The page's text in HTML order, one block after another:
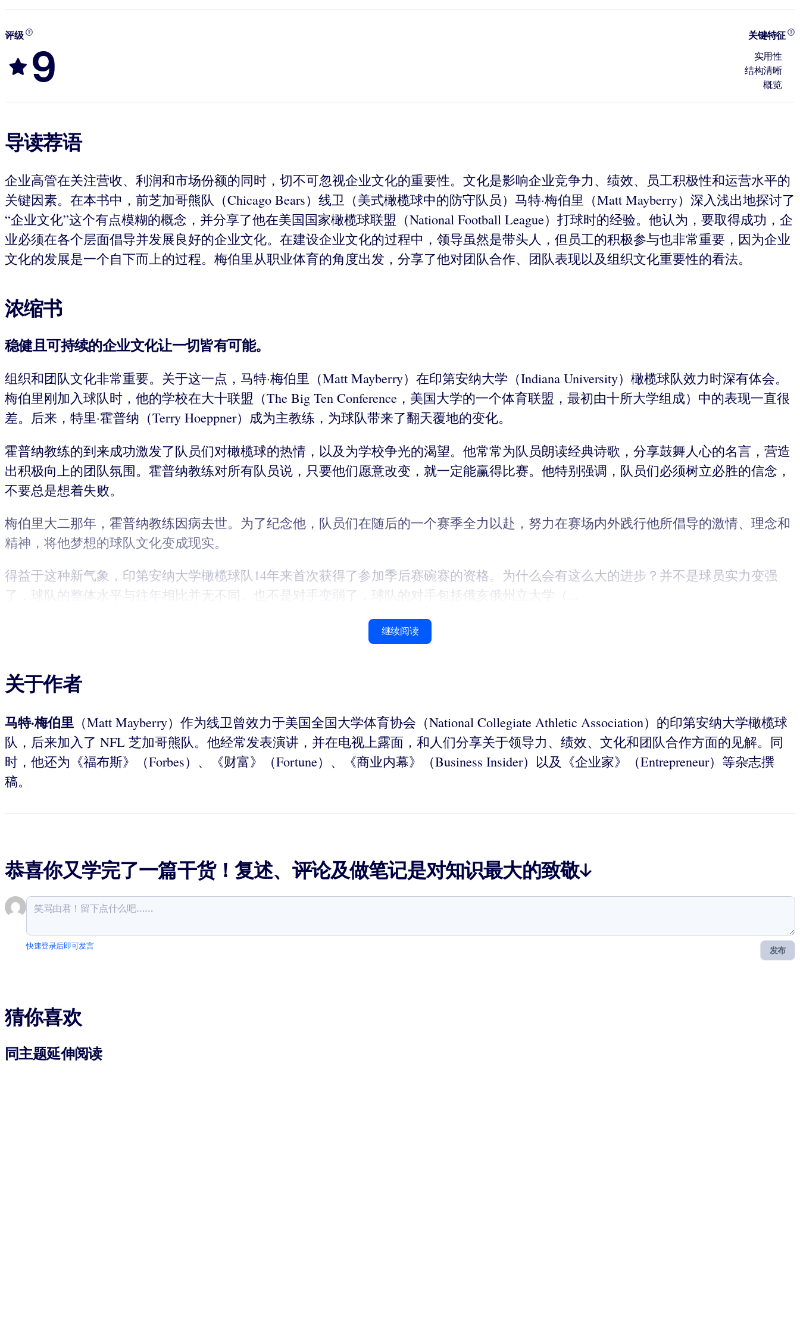
评级
9
关键特征
实用性
结构清晰
概览
导读荐语
企业高管在关注营收、利润和市场份额的同时，切不可忽视企业文化的重要性。文化是影响企业竞争力、绩效、员工积极性和运营水平的
关键因素。在本书中，前芝加哥熊队（Chicago Bears）线卫（美式橄榄球中的防守队员）马特·梅伯里（Matt Mayberry）深入浅出地探讨了
“企业文化”这个有点模糊的概念，并分享了他在美国国家橄榄球联盟（National Football League）打球时的经验。他认为，要取得成功，企
业必须在各个层面倡导并发展良好的企业文化。在建设企业文化的过程中，领导虽然是带头人，但员工的积极参与也非常重要，因为企业
文化的发展是一个自下而上的过程。梅伯里从职业体育的角度出发，分享了他对团队合作、团队表现以及组织文化重要性的看法。
浓缩书
稳健且可持续的企业文化让一切皆有可能。
组织和团队文化非常重要。关于这一点，马特·梅伯里（Matt Mayberry）在印第安纳大学（Indiana University）橄榄球队效力时深有体会。
梅伯里刚加入球队时，他的学校在大十联盟（The Big Ten Conference，美国大学的一个体育联盟，最初由十所大学组成）中的表现一直很
差。后来，特里·霍普纳（Terry Hoeppner）成为主教练，为球队带来了翻天覆地的变化。
霍普纳教练的到来成功激发了队员们对橄榄球的热情，以及为学校争光的渴望。他常常为队员朗读经典诗歌，分享鼓舞人心的名言，营造
出积极向上的团队氛围。霍普纳教练对所有队员说，只要他们愿意改变，就一定能赢得比赛。他特别强调，队员们必须树立必胜的信念，
不要总是想着失败。
梅伯里大二那年，霍普纳教练因病去世。为了纪念他，队员们在随后的一个赛季全力以赴，努力在赛场内外践行他所倡导的激情、理念和
精神，将他梦想的球队文化变成现实。
得益于这种新气象，印第安纳大学橄榄球队14年来首次获得了参加季后赛碗赛的资格。为什么会有这么大的进步？并不是球员实力变强
了，球队的整体水平与往年相比并无不同。也不是对手变弱了，球队的对手包括俄亥俄州立大学（...
继续阅读
关于作者
马特·梅伯里 （Matt Mayberry）作为线卫曾效力于美国全国大学体育协会（National Collegiate Athletic Association）的印第安纳大学橄榄球
队，后来加入了 NFL 芝加哥熊队。他经常发表演讲，并在电视上露面，和人们分享关于领导力、绩效、文化和团队合作方面的见解。同
时，他还为《福布斯》（Forbes）、《财富》（Fortune）、《商业内幕》（Business Insider）以及《企业家》（Entrepreneur）等杂志撰
稿。
恭喜你又学完了一篇干货！复述、评论及做笔记是对知识最大的致敬↓
发布
快速登录后即可发言
猜你喜欢
同主题延伸阅读